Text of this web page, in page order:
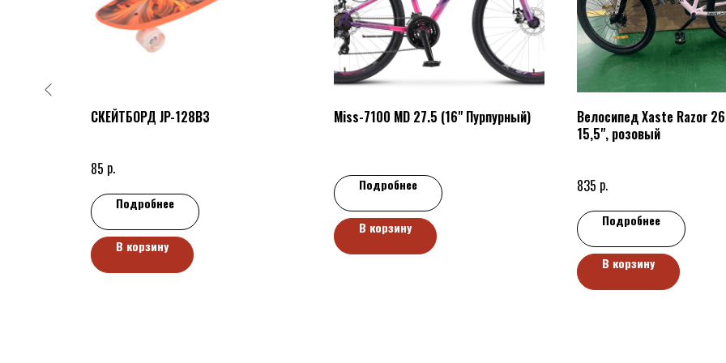
СКЕЙТБОРД JP-128B3
85 р.
Подробнее
В корзину
Miss-7100 MD 27.5 (16" Пурпурный)
Подробнее
В корзину
Велосипед Xaste Razor
15,5", розовый
835 р.
Подробнее
В корзину